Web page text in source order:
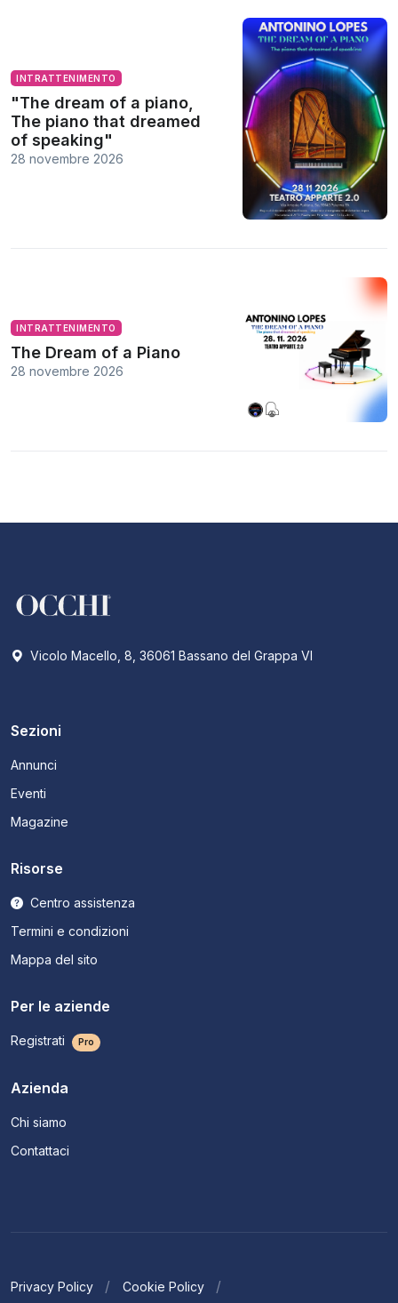
INTRATTENIMENTO
"The dream of a piano,
The piano that dreamed
of speaking"
28 novembre 2026
INTRATTENIMENTO
The Dream of a Piano
28 novembre 2026
Vicolo Macello, 8, 36061 Bassano del Grappa VI
Sezioni
Annunci
Eventi
Magazine
Risorse
Centro assistenza
Termini e condizioni
Mappa del sito
Per le aziende
Registrati Pro
Azienda
Chi siamo
Contattaci
Privacy Policy
Cookie Policy